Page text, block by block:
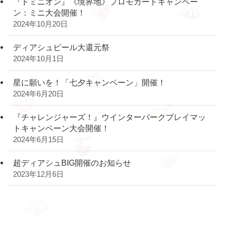
ン：ミニ大会開催！
2024年10月20日
ディアシュピール大還元祭
2024年10月1日
星に願いを！「七夕キャンペーン」開催！
2024年6月20日
『チャレンジャーズ！』ウインターパークプレイマッ
トキャンペーン大会開催！
2024年6月15日
超ディアシュBIG開催のお知らせ
2023年12月6日